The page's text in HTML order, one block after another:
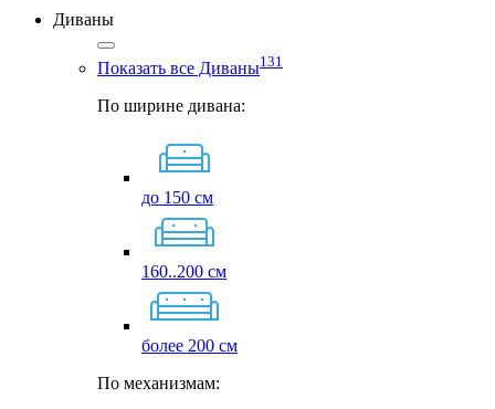
Диваны
Показать все Диваны131
По ширине дивана:
до 150 см
160..200 см
более 200 см
По механизмам: